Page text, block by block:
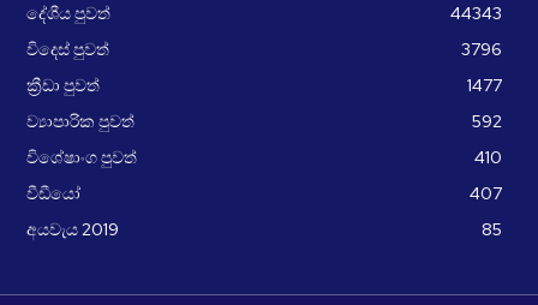
දේශීය පුවත්
44343
විදෙස් පුවත්
3796
ක්‍රීඩා පුවත්
1477
ව්‍යාපාරික පුවත්
592
විශේෂාංග පුවත්
410
වීඩීයෝ
407
අයවැය 2019
85